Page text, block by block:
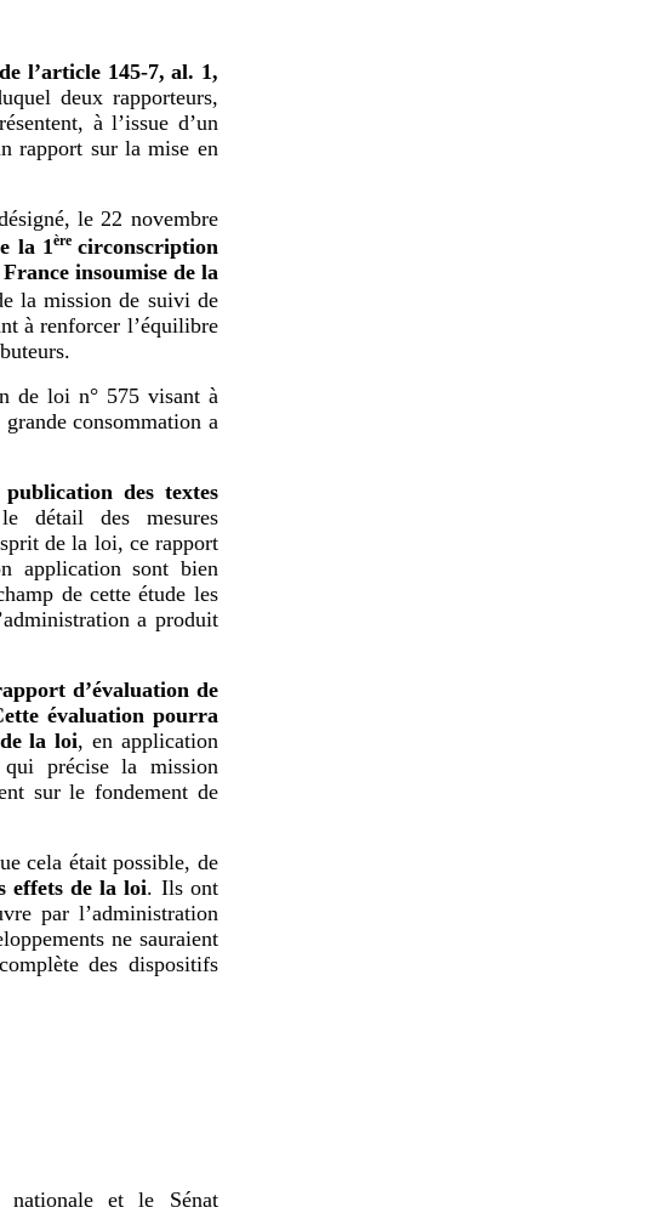
l’article 145-7, al. 1,
deux rapporteurs,
à l’issue d’un
rapport sur la mise en
le 22 novembre
la 1ère circonscription
insoumise de la
la mission de suivi de
à renforcer l’équilibre
de loi n° 575 visant à
consommation a
des textes
détail des mesures
de la loi, ce rapport
application sont bien
de cette étude les
a produit
d’évaluation de
évaluation pourra
la loi, en application
précise la mission
sur le fondement de
cela était possible, de
effets de la loi. Ils ont
par l’administration
ne sauraient
des dispositifs
nationale et le Sénat